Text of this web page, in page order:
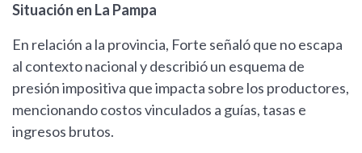
Situación en La Pampa
En relación a la provincia, Forte señaló que no escapa
al contexto nacional y describió un esquema de
presión impositiva que impacta sobre los productores,
mencionando costos vinculados a guías, tasas e
ingresos brutos.